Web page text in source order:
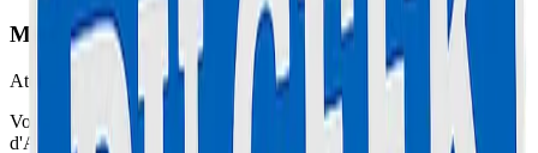
Maison Du Geek
Atelier Certifié
Votre expert en réparation informatique et électronique sur la Côte
d'Azur. Service rapide, fiable et garanti.